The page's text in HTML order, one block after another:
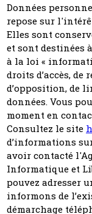
Données
repose sur
Elles sont
et sont destinées
à la loi «
droits d’accès, de
d’opposition, de
données. Vous
moment en
Consultez le site
d’informations
avoir contacté
Informatique et
pouvez adresser
informons de
démarchage